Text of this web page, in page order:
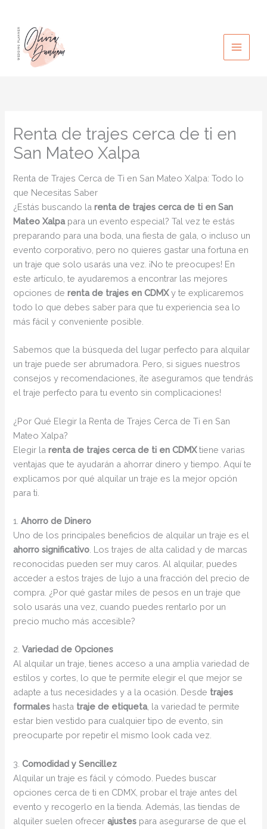
contenido
Renta de trajes cerca de ti en
San Mateo Xalpa
Renta de Trajes Cerca de Ti en San Mateo Xalpa: Todo lo
que Necesitas Saber
¿Estás buscando larenta de trajes cerca de ti en San
Mateo Xalpapara un evento especial? Tal vez te estás
preparando para una boda, una fiesta de gala, o incluso un
evento corporativo, pero no quieres gastar una fortuna en
un traje que solo usarás una vez. ¡No te preocupes! En
este artículo, te ayudaremos a encontrar las mejores
opciones derenta de trajes en CDMXy te explicaremos
todo lo que debes saber para que tu experiencia sea lo
más fácil y conveniente posible.
Sabemos que la búsqueda del lugar perfecto para alquilar
un traje puede ser abrumadora. Pero, si sigues nuestros
consejos y recomendaciones, ¡te aseguramos que tendrás
el traje perfecto para tu evento sin complicaciones!
¿Por Qué Elegir la Renta de Trajes Cerca de Ti en San
Mateo Xalpa?
Elegir larenta de trajes cerca de ti en CDMXtiene varias
ventajas que te ayudarán a ahorrar dinero y tiempo. Aquí te
explicamos por qué alquilar un traje es la mejor opción
para ti.
1.Ahorro de Dinero
Uno de los principales beneficios de alquilar un traje es el
ahorro significativo . Los trajes de alta calidad y de marcas
reconocidas pueden ser muy caros. Al alquilar, puedes
acceder a estos trajes de lujo a una fracción del precio de
compra. ¿Por qué gastar miles de pesos en un traje que
solo usarás una vez, cuando puedes rentarlo por un
precio mucho más accesible?
2.Variedad de Opciones
Al alquilar un traje, tienes acceso a una amplia variedad de
estilos y cortes, lo que te permite elegir el que mejor se
adapte a tus necesidades y a la ocasión. Desde trajes
formales hasta traje de etiqueta, la variedad te permite
estar bien vestido para cualquier tipo de evento, sin
preocuparte por repetir el mismo look cada vez.
3.Comodidad y Sencillez
Alquilar un traje es fácil y cómodo. Puedes buscar
opciones cerca de ti en CDMX, probar el traje antes del
evento y recogerlo en la tienda. Además, las tiendas de
alquiler suelen ofrecerajustes para asegurarse de que el